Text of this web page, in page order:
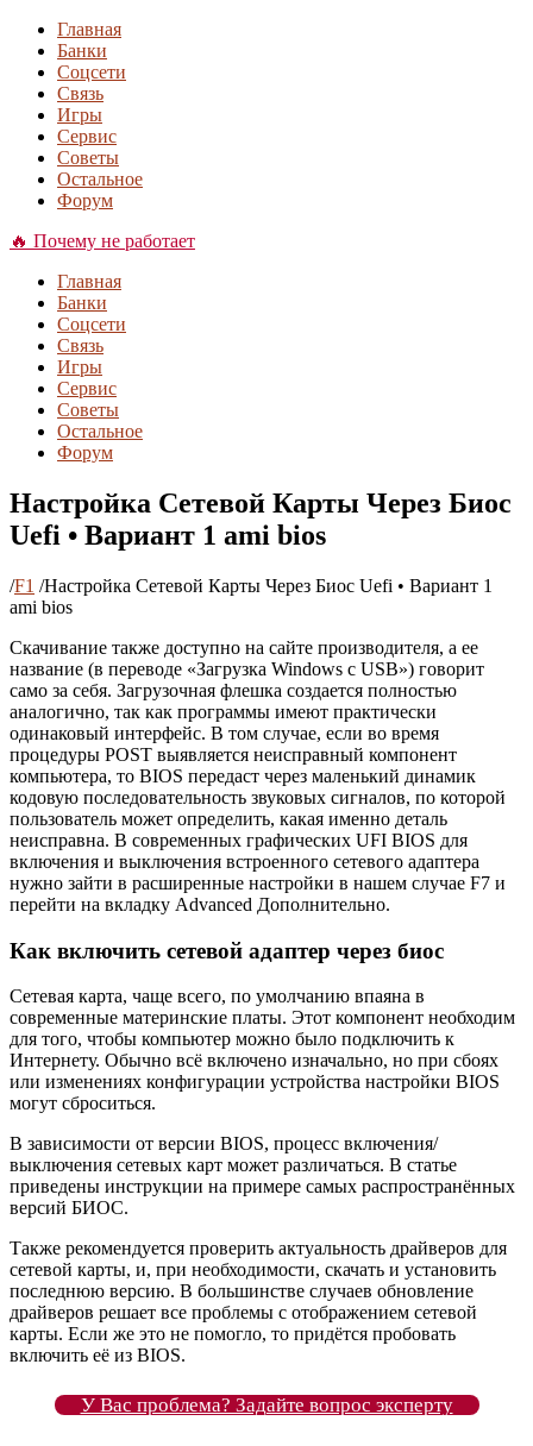
Главная
Банки
Соцсети
Связь
Игры
Сервис
Советы
Остальное
Форум
🔥 Почему не работает
Главная
Банки
Соцсети
Связь
Игры
Сервис
Советы
Остальное
Форум
Настройка Сетевой Карты Через Биос
Uefi • Вариант 1 ami bios
/F1 /Настройка Сетевой Карты Через Биос Uefi • Вариант 1
ami bios
Скачивание также доступно на сайте производителя, а ее
название (в переводе «Загрузка Windows с USB») говорит
само за себя. Загрузочная флешка создается полностью
аналогично, так как программы имеют практически
одинаковый интерфейс. В том случае, если во время
процедуры POST выявляется неисправный компонент
компьютера, то BIOS передаст через маленький динамик
кодовую последовательность звуковых сигналов, по которой
пользователь может определить, какая именно деталь
неисправна. В современных графических UFI BIOS для
включения и выключения встроенного сетевого адаптера
нужно зайти в расширенные настройки в нашем случае F7 и
перейти на вкладку Advanced Дополнительно.
Как включить сетевой адаптер через биос
Сетевая карта, чаще всего, по умолчанию впаяна в
современные материнские платы. Этот компонент необходим
для того, чтобы компьютер можно было подключить к
Интернету. Обычно всё включено изначально, но при сбоях
или изменениях конфигурации устройства настройки BIOS
могут сброситься.
В зависимости от версии BIOS, процесс включения/
выключения сетевых карт может различаться. В статье
приведены инструкции на примере самых распространённых
версий БИОС.
Также рекомендуется проверить актуальность драйверов для
сетевой карты, и, при необходимости, скачать и установить
последнюю версию. В большинстве случаев обновление
драйверов решает все проблемы с отображением сетевой
карты. Если же это не помогло, то придётся пробовать
включить её из BIOS.
У Вас проблема? Задайте вопрос эксперту